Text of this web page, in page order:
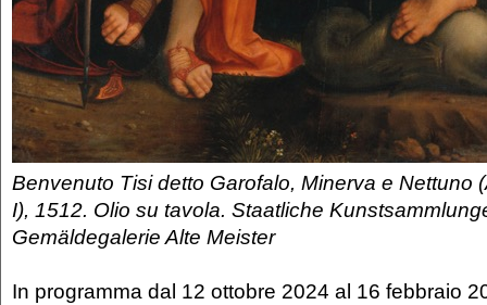
Benvenuto Tisi detto Garofalo, Minerva e Nettuno
I), 1512. Olio su tavola. Staatliche
Gemäldegalerie Alte Meister
In programma dal 12 ottobre 2024 al 16 febbraio